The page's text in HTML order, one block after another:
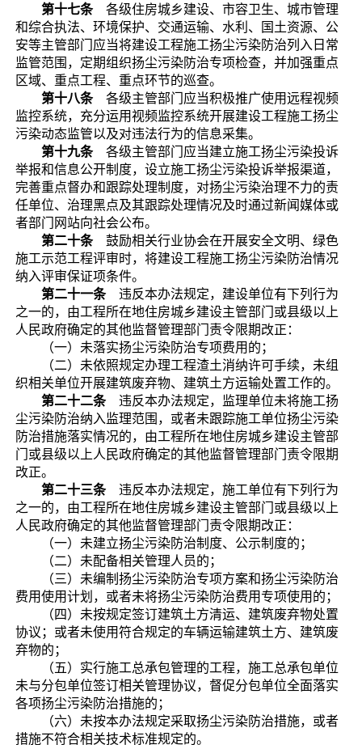
第十七条各级住房城乡建设、市容卫生、城市管理
和综合执法、环境保护、交通运输、水利、国土资源、公
安等主管部门应当将建设工程施工扬尘污染防治列入日常
监管范围，定期组织扬尘污染防治专项检查，并加强重点
区域、重点工程、重点环节的巡查。
第十八条各级主管部门应当积极推广使用远程视频
监控系统，充分运用视频监控系统开展建设工程施工扬尘
污染动态监管以及对违法行为的信息采集。
第十九条各级主管部门应当建立施工扬尘污染投诉
举报和信息公开制度，设立施工扬尘污染投诉举报渠道，
完善重点督办和跟踪处理制度，对扬尘污染治理不力的责
任单位、治理黑点及其跟踪处理情况及时通过新闻媒体或
者部门网站向社会公布。
第二十条鼓励相关行业协会在开展安全文明、绿色
施工示范工程评审时，将建设工程施工扬尘污染防治情况
纳入评审保证项条件。
第二十一条违反本办法规定，建设单位有下列行为
之一的，由工程所在地住房城乡建设主管部门或县级以上
人民政府确定的其他监督管理部门责令限期改正：
（一）未落实扬尘污染防治专项费用的；
（二）未依照规定办理工程渣土消纳许可手续，未组
织相关单位开展建筑废弃物、建筑土方运输处置工作的。
第二十二条违反本办法规定，监理单位未将施工扬
尘污染防治纳入监理范围，或者未跟踪施工单位扬尘污染
防治措施落实情况的，由工程所在地住房城乡建设主管部
门或县级以上人民政府确定的其他监督管理部门责令限期
改正。
第二十三条违反本办法规定，施工单位有下列行为
之一的，由工程所在地住房城乡建设主管部门或县级以上
人民政府确定的其他监督管理部门责令限期改正：
（一）未建立扬尘污染防治制度、公示制度的；
（二）未配备相关管理人员的；
（三）未编制扬尘污染防治专项方案和扬尘污染防治
费用使用计划，或者未将扬尘污染防治费用专项使用的；
（四）未按规定签订建筑土方清运、建筑废弃物处置
协议；或者未使用符合规定的车辆运输建筑土方、建筑废
弃物的；
（五）实行施工总承包管理的工程，施工总承包单位
未与分包单位签订相关管理协议，督促分包单位全面落实
各项扬尘污染防治措施的；
（六）未按本办法规定采取扬尘污染防治措施，或者
措施不符合相关技术标准规定的。